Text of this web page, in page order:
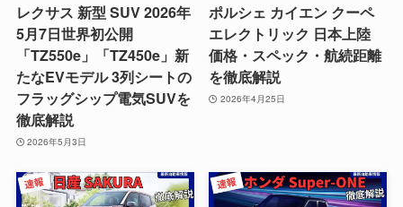
レクサス 新型 SUV 2026年
5月7日世界初公開
「TZ550e」「TZ450e」新
たなEVモデル 3列シートの
フラッグシップ電気SUVを
徹底解説
2026年5月3日
ポルシェ カイエン クーペ
エレクトリック 日本上陸
価格・スペック・航続距離
を徹底解説
2026年4月25日